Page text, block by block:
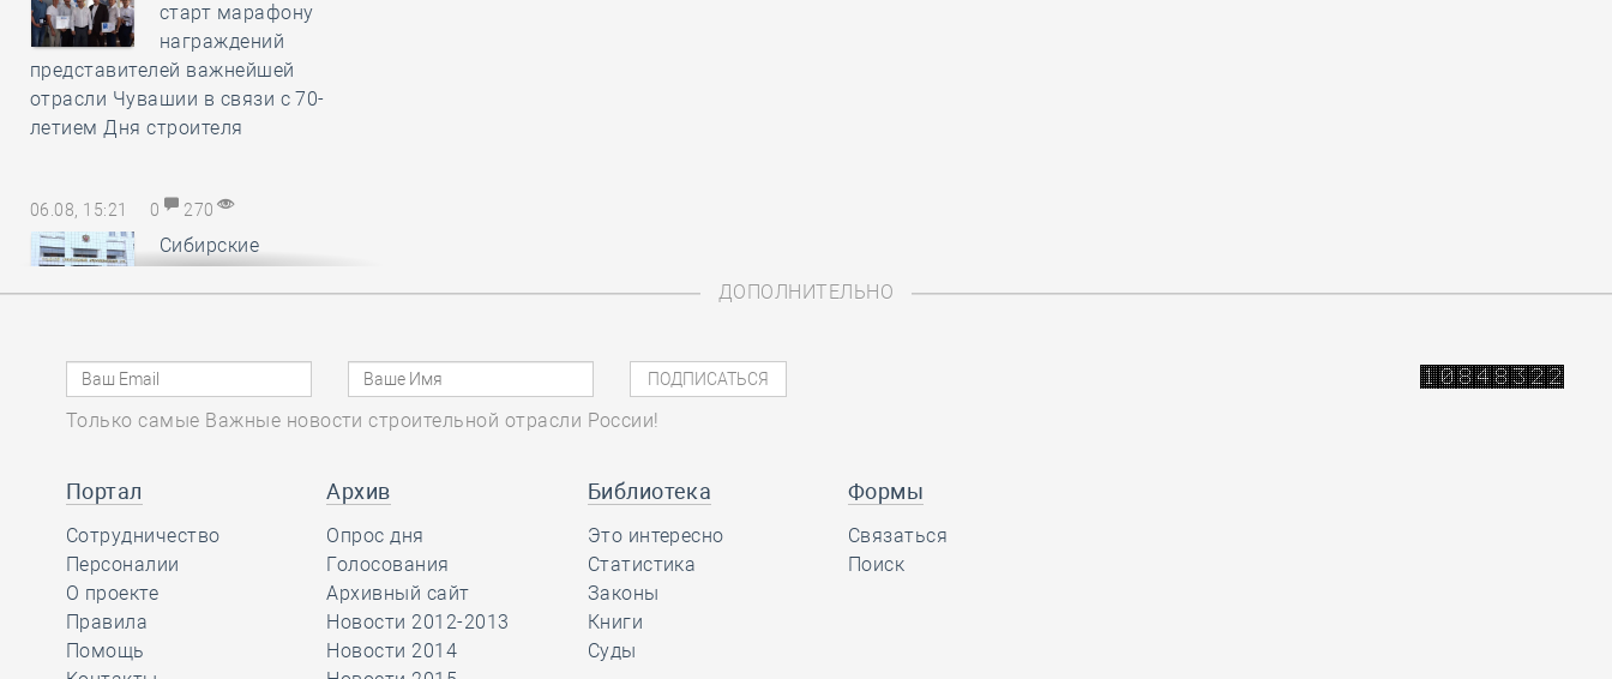
старт марафону
награждений
представителей важнейшей
отрасли Чувашии в связи с 70-
летием Дня строителя
06.08, 15:21 0 270
Сибирские
саморегуляторы
понесли
авансы, неотработанные
обанкротившимся членом СРО
В Минстрое России
обсудили
предложения по
повышению энергоэффективности
многоквартирных домов
ДОПОЛНИТЕЛЬНО
Только самые Важные новости строительной отрасли России!
Портал
Сотрудничество
Персоналии
О проекте
Правила
Помощь
Архив
Опрос дня
Голосования
Архивный сайт
Новости 2012-2013
Новости 2014
Библиотека
Это интересно
Статистика
Законы
Книги
Суды
Формы
Связаться
Поиск